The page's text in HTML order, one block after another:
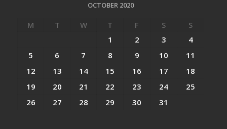
OCTOBER 2020
M T W T F S
S
1
2 3
4
5
6 7 8 9 10
11
12
13 14 15 16 17
18
19
20 21 22 23 24
25
26
27 28 29 30 31